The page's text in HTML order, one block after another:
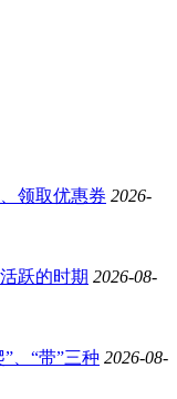
领取优惠券 2026-
跃的时期 2026-08-
、“带”三种 2026-08-